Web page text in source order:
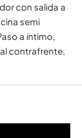
con salida a
semi
a intimo,
contrafrente,